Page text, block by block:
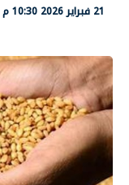
21 فبراير 2026 10:30 م